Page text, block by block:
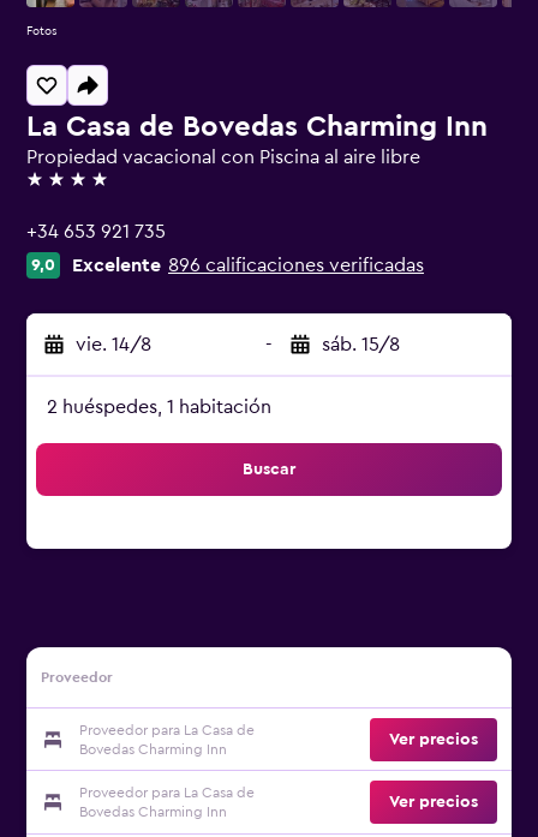
La Casa de Bovedas Charming Inn
Propiedad vacacional con Piscina al aire libre
4 estrellas
+34 653 921 735
9,0 Excelente 896 calificaciones verificadas
vie. 14/8 - sáb. 15/8
2 huéspedes, 1 habitación
Buscar
Proveedor
Proveedor para La Casa de
Bovedas Charming Inn
Ver precios
Proveedor para La Casa de
Bovedas Charming Inn
Ver precios
Fotos